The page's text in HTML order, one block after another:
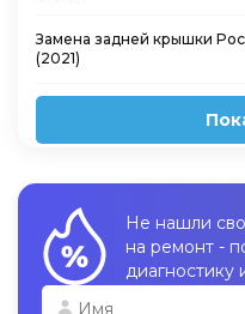
Замена задней крышки
(2021)
Не нашли
на ремонт -
диагностику